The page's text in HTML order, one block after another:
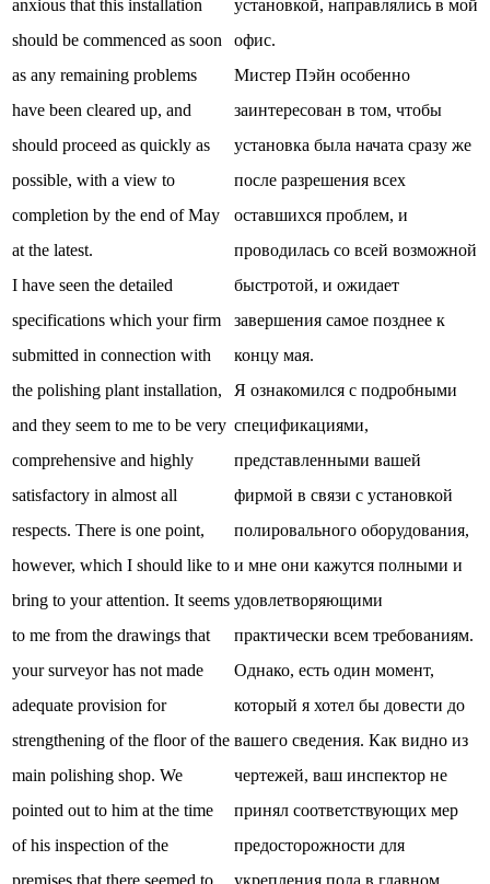
anxious that this installation
should be commenced as soon
as any remaining problems
have been cleared up, and
should proceed as quickly as
possible, with a view to
completion by the end of May
at the latest.
I have seen the detailed
specifications which your firm
submitted in connection with
the polishing plant installation,
and they seem to me to be very
comprehensive and highly
satisfactory in almost all
respects. There is one point,
however, which I should like to
bring to your attention. It seems
to me from the drawings that
your surveyor has not made
adequate provision for
strengthening of the floor of the
main polishing shop. We
pointed out to him at the time
of his inspection of the
premises that there seemed to
установкой, направлялись в мой
офис.
Мистер Пэйн особенно
заинтересован в том, чтобы
установка была начата сразу же
после разрешения всех
оставшихся проблем, и
проводилась со всей возможной
быстротой, и ожидает
завершения самое позднее к
концу мая.
Я ознакомился с подробными
спецификациями,
представленными вашей
фирмой в связи с установкой
полировального оборудования,
и мне они кажутся полными и
удовлетворяющими
практически всем требованиям.
Однако, есть один момент,
который я хотел бы довести до
вашего сведения. Как видно из
чертежей, ваш инспектор не
принял соответствующих мер
предосторожности для
укрепления пола в главном